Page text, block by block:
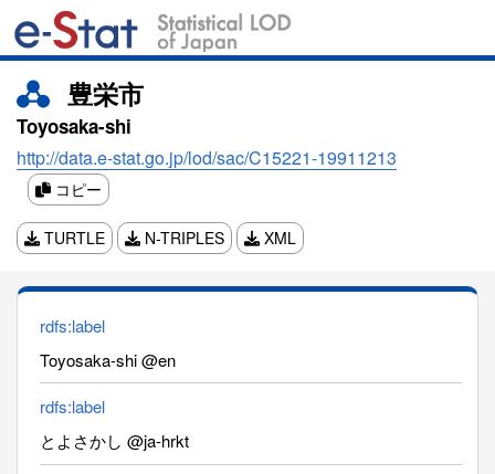
豊栄市
Toyosaka-shi
http://data.e-stat.go.jp/lod/sac/C15221-19911213
コピー
TURTLE N-TRIPLES XML
rdfs:label
Toyosaka-shi @en
rdfs:label
とよさかし @ja-hrkt